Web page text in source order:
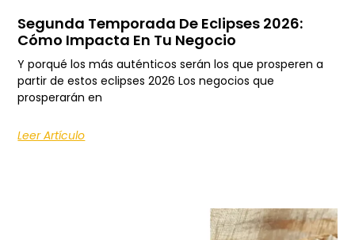
Segunda Temporada De Eclipses 2026:
Cómo Impacta En Tu Negocio
Y porqué los más auténticos serán los que prosperen a
partir de estos eclipses 2026 Los negocios que
prosperarán en
Leer Artículo